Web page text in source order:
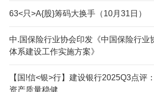
63<只>A{股}筹码大换手（10月31日）
中.国保险行业协会印发《中国保险行业
体系建设工作实施方案》
【国!信<银>行】建设银行2025Q3点评
资产质量稳健